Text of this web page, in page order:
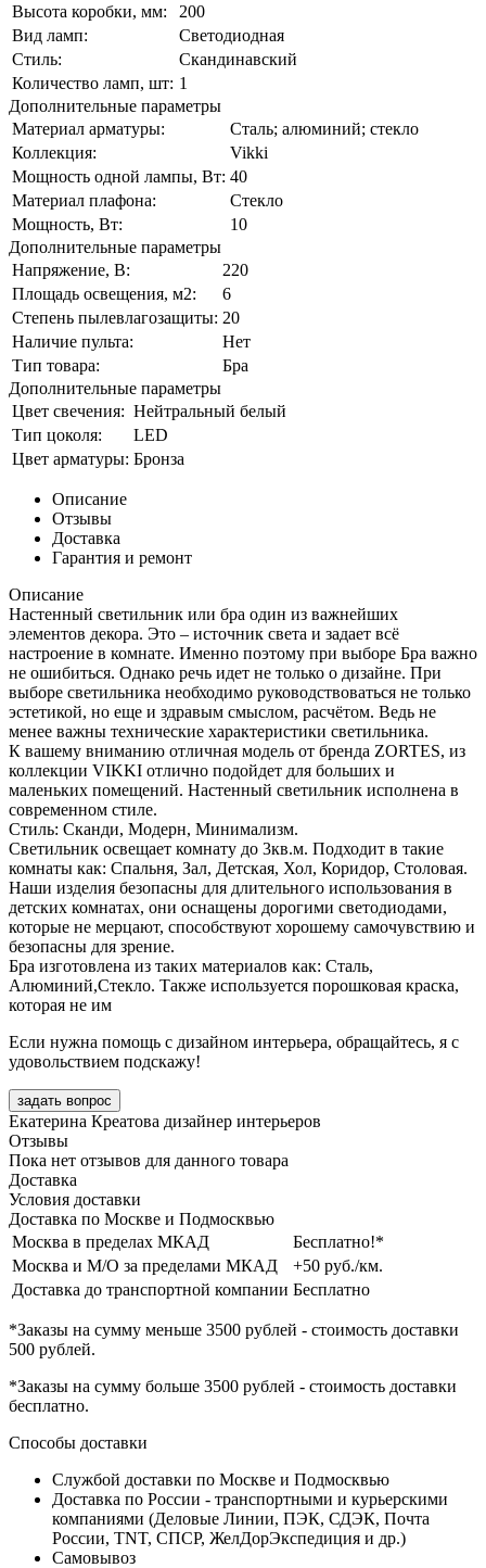
Высота коробки, мм:
200
Вид ламп:
Светодиодная
Стиль:
Скандинавский
Количество ламп, шт: 1
Дополнительные параметры
Материал арматуры:
Сталь; алюминий; стекло
Коллекция:
Vikki
Мощность одной лампы, Вт: 40
Материал плафона:
Стекло
Мощность, Вт:
10
Дополнительные параметры
Напряжение, В:
220
Площадь освещения, м2:
6
Степень пылевлагозащиты: 20
Наличие пульта:
Нет
Тип товара:
Бра
Дополнительные параметры
Цвет свечения: Нейтральный белый
Тип цоколя:
LED
Цвет арматуры: Бронза
Описание
Отзывы
Доставка
Гарантия и ремонт
Описание
Настенный светильник или бра один из важнейших
элементов декора. Это – источник света и задает всё
настроение в комнате. Именно поэтому при выборе Бра важно
не ошибиться. Однако речь идет не только о дизайне. При
выборе светильника необходимо руководствоваться не только
эстетикой, но еще и здравым смыслом, расчётом. Ведь не
менее важны технические характеристики светильника.
К вашему вниманию отличная модель от бренда ZORTES, из
коллекции VIKKI отлично подойдет для больших и
маленьких помещений. Настенный светильник исполнена в
современном стиле.
Стиль: Сканди, Модерн, Минимализм.
Светильник освещает комнату до 3кв.м. Подходит в такие
комнаты как: Спальня, Зал, Детская, Хол, Коридор, Столовая.
Наши изделия безопасны для длительного использования в
детских комнатах, они оснащены дорогими светодиодами,
которые не мерцают, способствуют хорошему самочувствию и
безопасны для зрение.
Бра изготовлена из таких материалов как: Сталь,
Алюминий,Стекло. Также используется порошковая краска,
которая не им
Если нужна помощь с дизайном интерьера, обращайтесь, я с
удовольствием подскажу!
задать вопрос
Екатерина Креатова дизайнер интерьеров
Отзывы
Пока нет отзывов для данного товара
Доставка
Условия доставки
Доставка по Москве и Подмосквью
Москва в пределах МКАД
Бесплатно!*
Москва и М/О за пределами МКАД
+50 руб./км.
Доставка до транспортной компании Бесплатно
*Заказы на сумму меньше 3500 рублей - стоимость доставки
500 рублей.
*Заказы на сумму больше 3500 рублей - стоимость доставки
бесплатно.
Способы доставки
Службой доставки по Москве и Подмосквью
Доставка по России - транспортными и курьерскими
компаниями (Деловые Линии, ПЭК, СДЭК, Почта
России, TNT, СПСР, ЖелДорЭкспедиция и др.)
Самовывоз